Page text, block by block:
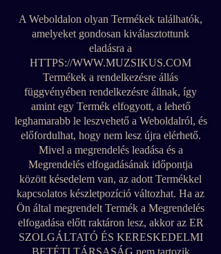
A Weboldalon olyan Termékek találhatók,
amelyeket gondosan kiválasztottunk
eladásra a
HTTPS://WWW.MUZSIKUS.COM
Termékek a rendelkezésre állás
függvényében rendelkezésre állnak, így
amint egy Termék elfogyott, a lehető
leghamarabb le leszvehető a Weboldalról, és
előfordulhat, hogy nem lesz újra elérhető.
Mivel a megrendelés leadása és a
Megrendelés elfogadásának időpontja
között késedelem van, az adott Termékkel
kapcsolatos készletpozíció változhat. Ha az
Ön által megrendelt Termék a Megrendelés
elfogadása előtt raktáron lesz, akkor az ER
SZOLGÁLTATÓ ÉS KERESKEDELMI
BETÉTI TÁRSASÁG nem tartozik